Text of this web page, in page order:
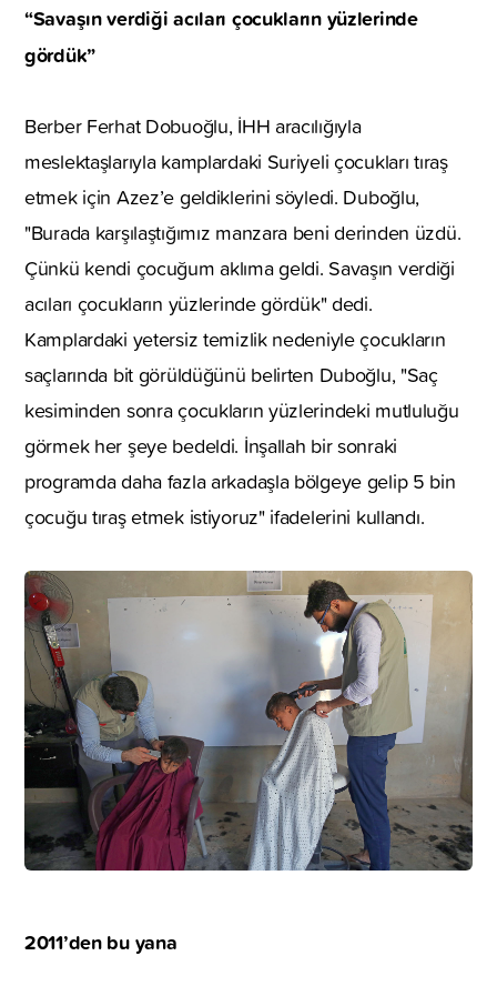
“Savaşın verdiği acıları çocukların yüzlerinde
gördük”
Berber Ferhat Dobuoğlu, İHH aracılığıyla
meslektaşlarıyla kamplardaki Suriyeli çocukları tıraş
etmek için Azez’e geldiklerini söyledi. Duboğlu,
"Burada karşılaştığımız manzara beni derinden üzdü.
Çünkü kendi çocuğum aklıma geldi. Savaşın verdiği
acıları çocukların yüzlerinde gördük" dedi.
Kamplardaki yetersiz temizlik nedeniyle çocukların
saçlarında bit görüldüğünü belirten Duboğlu, "Saç
kesiminden sonra çocukların yüzlerindeki mutluluğu
görmek her şeye bedeldi. İnşallah bir sonraki
programda daha fazla arkadaşla bölgeye gelip 5 bin
çocuğu tıraş etmek istiyoruz" ifadelerini kullandı.
2011’den bu yana